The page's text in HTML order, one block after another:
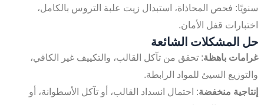
سنويًا: فحص المحاذاة، استبدال زيت علبة التروس بالكامل،
اختبارات قفل الأمان.
حل المشكلات الشائعة
غرامات باهظة: تحقق من تآكل القالب، والتكييف غير الكافي،
والتوزيع السيئ للمواد الرابطة.
إنتاجية منخفضة: احتمال انسداد القالب، أو تآكل الأسطوانة، أو